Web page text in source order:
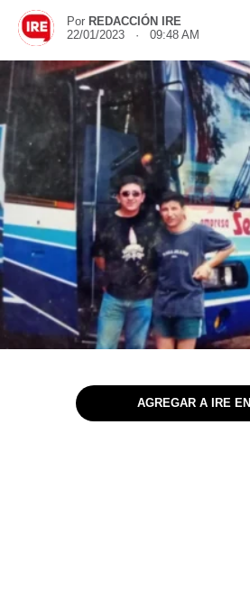
Por REDACCIÓN IRE
22/01/2023 · 09:48 AM
AGREGAR A IRE EN